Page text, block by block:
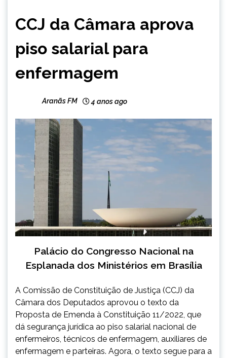
NOTÍCIAS
CCJ da Câmara aprova
piso salarial para
enfermagem
Aranãs FM 4 anos ago
Palácio do Congresso Nacional na
Esplanada dos Ministérios em Brasília
A Comissão de Constituição de Justiça (CCJ) da
Câmara dos Deputados aprovou o texto da
Proposta de Emenda à Constituição 11/2022, que
dá segurança jurídica ao piso salarial nacional de
enfermeiros, técnicos de enfermagem, auxiliares de
enfermagem e parteiras. Agora, o texto segue para a